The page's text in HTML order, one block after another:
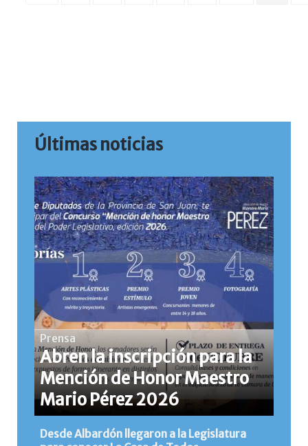
Últimas noticias
Prensa
Abren la inscripción para la
Mención de Honor Maestro
Mario Pérez 2026
Desde Albardón llegaron a la Legislatura